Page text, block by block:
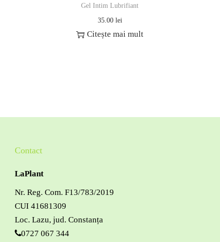
Gel Intim Lubrifiant
35.00 lei
Citește mai mult
Contact
LaPlant
Nr. Reg. Com. F13/783/2019
CUI 41681309
Loc. Lazu, jud. Constanța
0727 067 344